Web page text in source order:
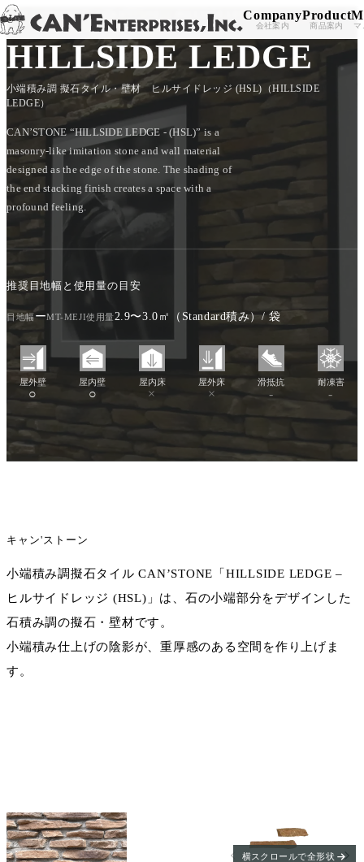
Skip to content Company
会社案内
Product
商品案内 マ
TOP / PRODUCT / HILLSIDE LEDGE
HILLSIDE LEDGE
小端積み調 擬石タイル・壁材 ヒルサイドレッジ (HSL)（HILLSIDE
LEDGE）
CAN’STONE “HILLSIDE LEDGE - (HSL)” is a
masonry-like imitation stone and wall material
designed as the edge of the stone. The shading of
the end stacking finish creates a space with a
profound feeling.
推奨目地幅と使用量の目安
目地幅ーMT-MEJI使用量2.9〜3.0㎡（Standard積み）/ 袋
屋外壁
○
屋内壁
○
屋内床
×
屋外床
×
滑抵抗
-
耐凍害
-
キャン'ストーン
小端積み調擬石タイル CAN’STONE「HILLSIDE LEDGE –
ヒルサイドレッジ (HSL)」は、石の小端部分をデザインした
石積み調の擬石・壁材です。
小端積み仕上げの陰影が、重厚感のある空間を作り上げま
す。
横スクロールで全形状